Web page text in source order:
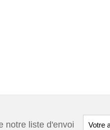
notre liste d'envoi